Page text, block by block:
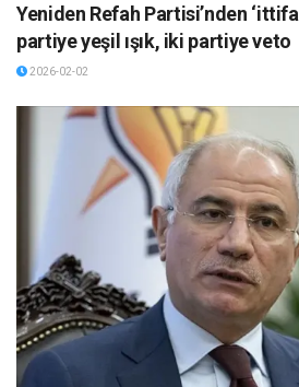
Yeniden Refah Partisi’nden
partiye yeşil ışık, iki partiye veto
2026-02-02